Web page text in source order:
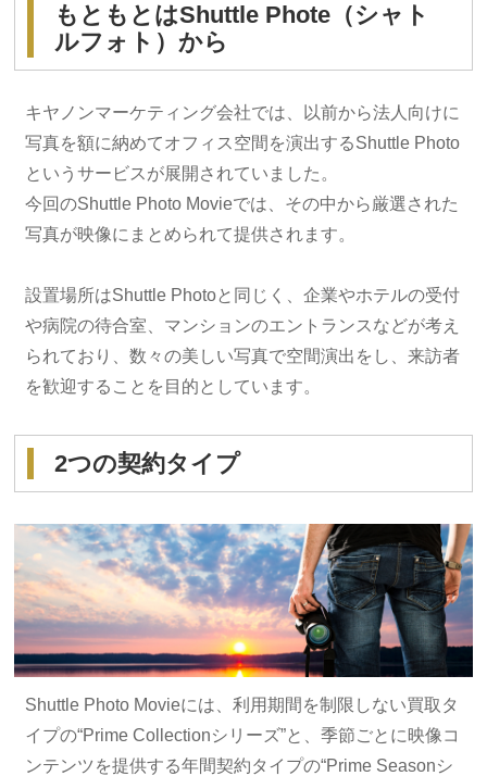
もともとはShuttle Phote（シャト
ルフォト）から
キヤノンマーケティング会社では、以前から法人向けに
写真を額に納めてオフィス空間を演出するShuttle Photo
というサービスが展開されていました。
今回のShuttle Photo Movieでは、その中から厳選された
写真が映像にまとめられて提供されます。
設置場所はShuttle Photoと同じく、企業やホテルの受付
や病院の待合室、マンションのエントランスなどが考え
られており、数々の美しい写真で空間演出をし、来訪者
を歓迎することを目的としています。
2つの契約タイプ
Shuttle Photo Movieには、利用期間を制限しない買取タ
イプの“Prime Collectionシリーズ”と、季節ごとに映像コ
ンテンツを提供する年間契約タイプの“Prime Seasonシ